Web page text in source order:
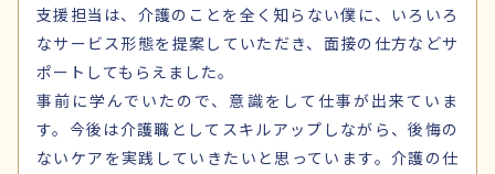
支援担当は、介護のことを全く知らない僕に、いろいろ
なサービス形態を提案していただき、面接の仕方などサ
ポートしてもらえました。
事前に学んでいたので、意識をして仕事が出来ていま
す。今後は介護職としてスキルアップしながら、後悔の
ないケアを実践していきたいと思っています。介護の仕